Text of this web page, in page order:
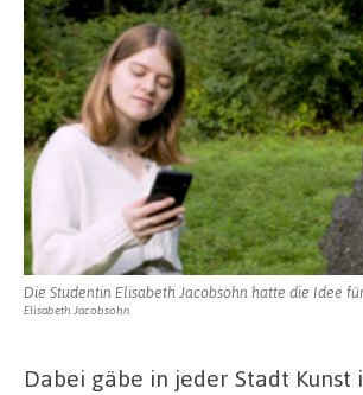
Die Studentin Elisabeth Jacobsohn hatte die Idee
Elisabeth Jacobsohn
Dabei gäbe in jeder Stadt Kunst